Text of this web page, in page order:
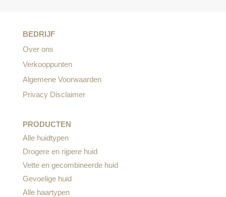
BEDRIJF
Over ons
Verkooppunten
Algemene Voorwaarden
Privacy Disclaimer
PRODUCTEN
Alle huidtypen
Drogere en rijpere huid
Vette en gecombineerde huid
Gevoelige huid
Alle haartypen